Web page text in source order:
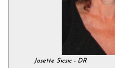
Josette Sicsic - DR